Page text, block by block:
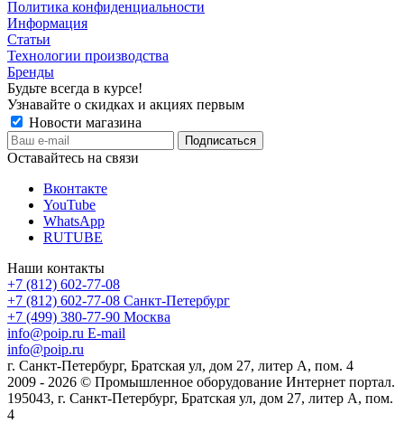
Политика конфиденциальности
Информация
Статьи
Технологии производства
Бренды
Будьте всегда в курсе!
Узнавайте о скидках и акциях первым
Новости магазина
Оставайтесь на связи
Вконтакте
YouTube
WhatsApp
RUTUBE
Наши контакты
+7 (812) 602-77-08
+7 (812) 602-77-08 Санкт-Петербург
+7 (499) 380-77-90 Москва
info@poip.ru E-mail
info@poip.ru
г. Санкт-Петербург, Братская ул, дом 27, литер А, пом. 4
2009 - 2026 © Промышленное оборудование Интернет портал.
195043, г. Санкт-Петербург, Братская ул, дом 27, литер А, пом.
4